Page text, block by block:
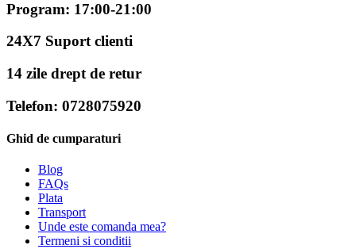
Program: 17:00-21:00
24X7 Suport clienti
14 zile drept de retur
Telefon: 0728075920
Ghid de cumparaturi
Blog
FAQs
Plata
Transport
Unde este comanda mea?
Termeni si conditii